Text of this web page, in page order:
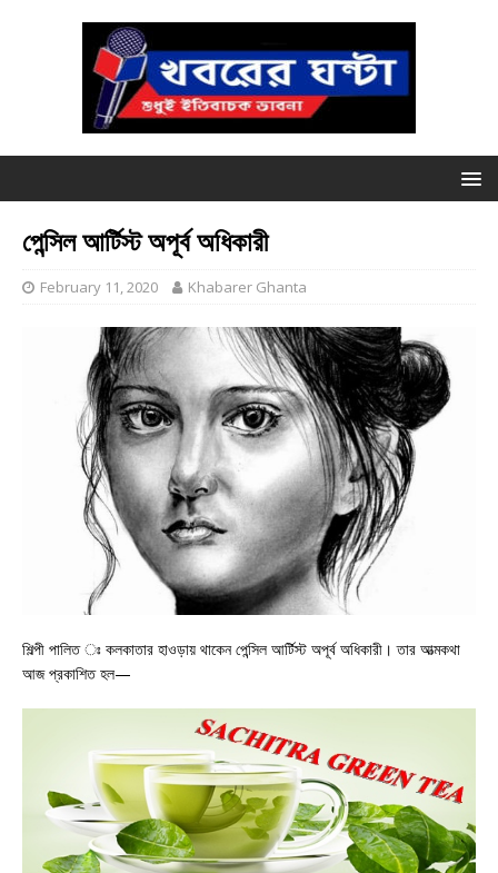
পেন্সিল আর্টিস্ট অপূর্ব অধিকারী
February 11, 2020 Khabarer Ghanta
শিল্পী পালিত ঃ কলকাতার হাওড়ায় থাকেন পেন্সিল আর্টিস্ট অপূর্ব অধিকারী। তার আত্মকথা
আজ প্রকাশিত হল—